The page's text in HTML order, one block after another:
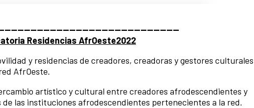
Residencias AfrOeste2022
y residencias de creadores, creadoras y gestores culturales
AfrOeste.
artístico y cultural entre creadores afrodescendientes y
las instituciones afrodescendientes pertenecientes a la red.